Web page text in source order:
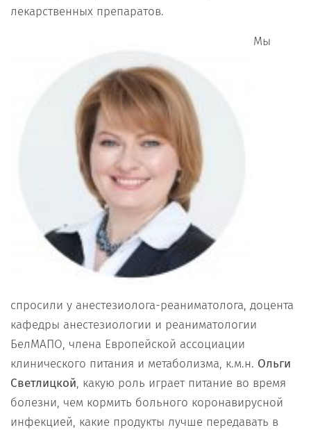
лекарственных препаратов.
Мы
спросили у анестезиолога-реаниматолога, доцента
кафедры анестезиологии и реаниматологии
БелМАПО, члена Европейской ассоциации
клинического питания и метаболизма, к.м.н. Ольги
Светлицкой, какую роль играет питание во время
болезни, чем кормить больного коронавирусной
инфекцией, какие продукты лучше передавать в